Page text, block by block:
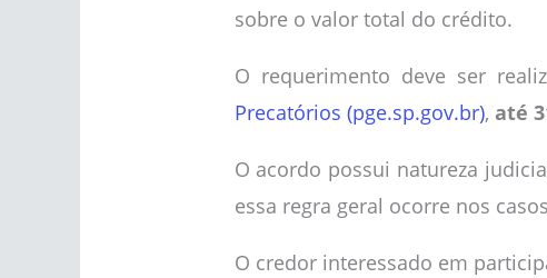
sobre o valor total do crédito.
O requerimento deve ser
Precatórios (pge.sp.gov.br), até
O acordo possui natureza
essa regra geral ocorre nos
O credor interessado em